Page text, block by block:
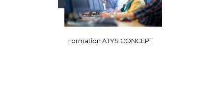
Formation ATYS CONCEPT